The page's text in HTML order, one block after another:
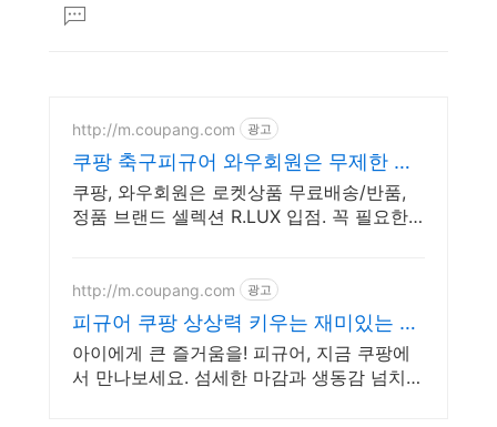
댓
글
http://m.coupang.com 광고
쿠팡 축구피규어 와우회원은 무제한 무
료배송
쿠팡, 와우회원은 로켓상품 무료배송/반품,
정품 브랜드 셀렉션 R.LUX 입점. 꼭 필요한
http://m.coupang.com 광고
피규어 쿠팡 상상력 키우는 재미있는 놀
이
아이에게 큰 즐거움을! 피규어, 지금 쿠팡에
서 만나보세요. 섬세한 마감과 생동감 넘치는